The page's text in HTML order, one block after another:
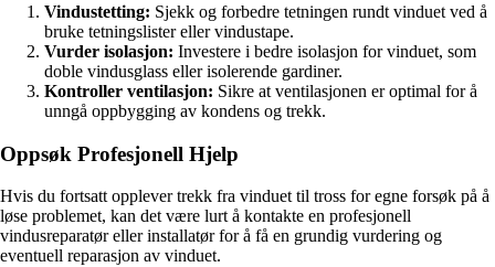
Vindustetting: Sjekk og forbedre tetningen rundt vinduet ved å
bruke tetningslister eller vindustape.
Vurder isolasjon: Investere i bedre isolasjon for vinduet, som
doble vindusglass eller isolerende gardiner.
Kontroller ventilasjon: Sikre at ventilasjonen er optimal for å
unngå oppbygging av kondens og trekk.
Oppsøk Profesjonell Hjelp
Hvis du fortsatt opplever trekk fra vinduet til tross for egne forsøk på å
løse problemet, kan det være lurt å kontakte en profesjonell
vindusreparatør eller installatør for å få en grundig vurdering og
eventuell reparasjon av vinduet.